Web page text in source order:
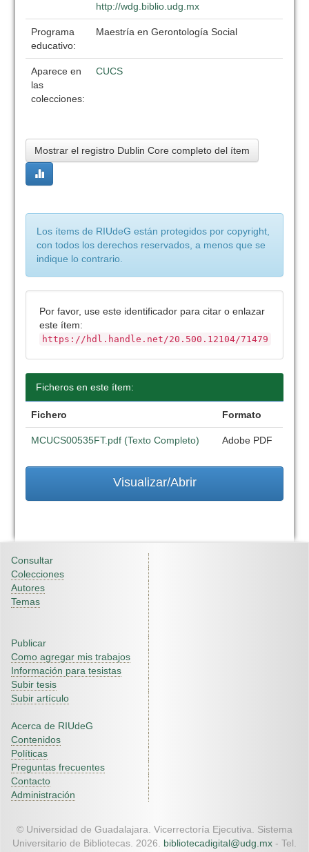
http://wdg.biblio.udg.mx
Programa
educativo:
Maestría en Gerontología Social
Aparece en
las
colecciones:
CUCS
Mostrar el registro Dublin Core completo del ítem
Los ítems de RIUdeG están protegidos por copyright,
con todos los derechos reservados, a menos que se
indique lo contrario.
Por favor, use este identificador para citar o enlazar
este ítem:
https://hdl.handle.net/20.500.12104/71479
Ficheros en este ítem:
Fichero Formato
MCUCS00535FT.pdf (Texto Completo) Adobe PDF
Visualizar/Abrir
Consultar
Colecciones
Autores
Temas
Publicar
Como agregar mis trabajos
Información para tesistas
Subir tesis
Subir artículo
Acerca de RIUdeG
Contenidos
Políticas
Preguntas frecuentes
Contacto
Administración
© Universidad de Guadalajara. Vicerrectoría Ejecutiva. Sistema
Universitario de Bibliotecas. 2026. bibliotecadigital@udg.mx - Tel.